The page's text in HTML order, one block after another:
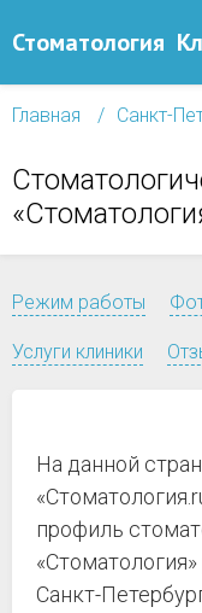
Стоматология
Главная Санкт-
Режим работы
Услуги клиники
На данной
профиль
Санкт-